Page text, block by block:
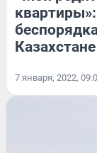
Казахстане
7 января, 2022,